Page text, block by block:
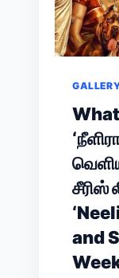
What
சீரிஸ்
and